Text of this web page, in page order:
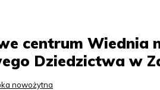
centrum Wiednia
Dziedzictwa w
nowożytna